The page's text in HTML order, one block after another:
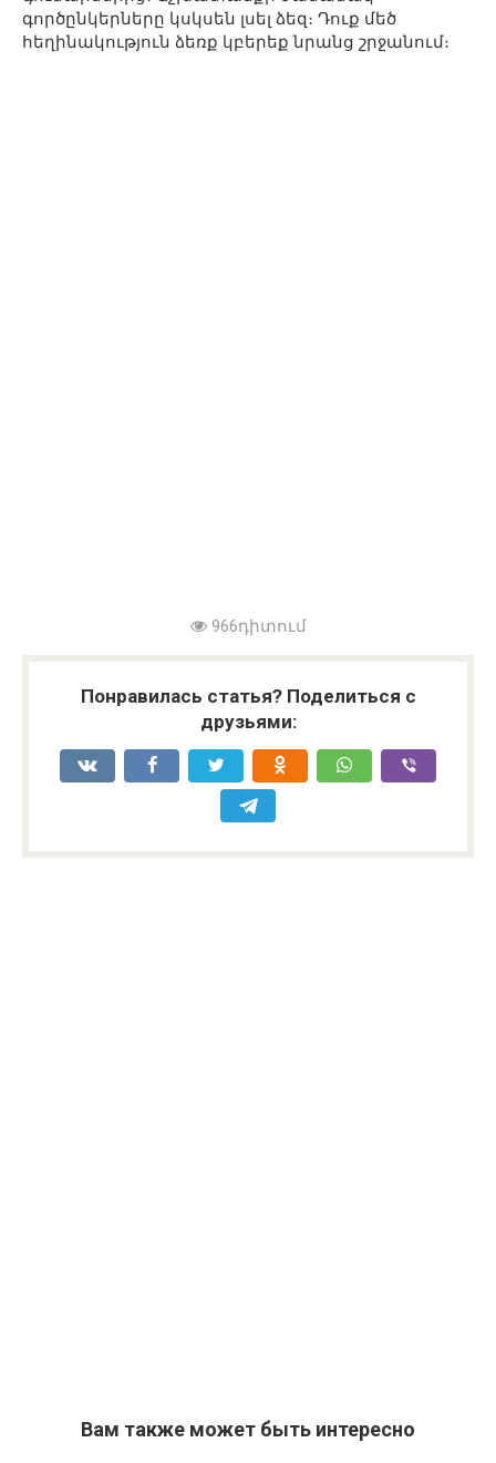
գործընկերները կսկսեն լսել ձեզ։ Դուք մեծ
հեղինակություն ձեռք կբերեք նրանց շրջանում։
966դիտում
Понравилась статья? Поделиться с
друзьями:
Вам также может быть интересно